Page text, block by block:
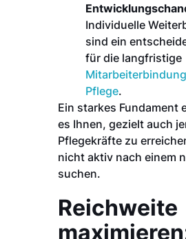
Individuelle
sind ein
für die langfristige
Pflege.
Ein starkes Fundament
es Ihnen, gezielt auch
Pflegekräfte zu
nicht aktiv nach einem
suchen.
Reichweite